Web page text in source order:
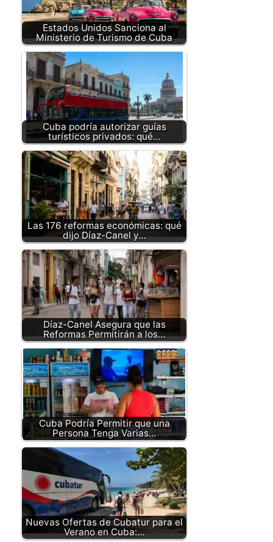
Estados Unidos Sanciona al
Ministerio de Turismo de Cuba
Cuba podría autorizar guías
turísticos privados: qué…
Las 176 reformas económicas: qué
dijo Díaz-Canel y…
Díaz-Canel Asegura que las
Reformas Permitirán a los…
Cuba Podría Permitir que una
Persona Tenga Varias…
Nuevas Ofertas de Cubatur para el
Verano en Cuba:…